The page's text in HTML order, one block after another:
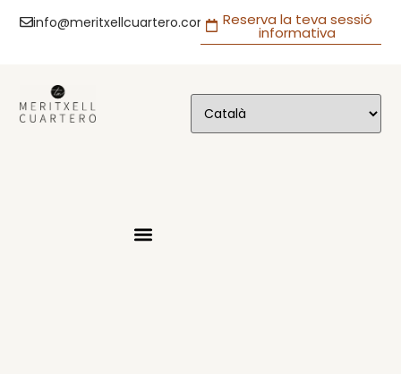
info@meritxellcuartero.com Reserva la teva sessió
informativa